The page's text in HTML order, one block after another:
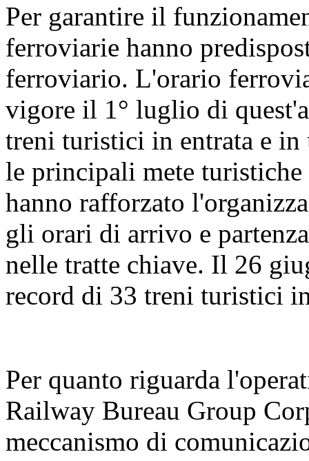
Per garantire il
ferroviarie hanno
ferroviario. L'orario
vigore il 1° luglio di
treni turistici in entrata e
le principali mete
hanno rafforzato
gli orari di arrivo e
nelle tratte chiave. Il 26
record di 33 treni turistici
Per quanto riguarda
Railway Bureau Group
meccanismo di